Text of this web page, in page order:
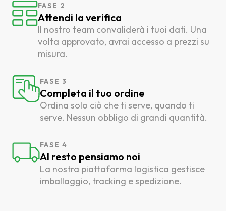
FASE 2
Attendi la verifica
Il nostro team convaliderà i tuoi dati. Una
volta approvato, avrai accesso a prezzi su
misura.
FASE 3
Completa il tuo ordine
Ordina solo ciò che ti serve, quando ti
serve. Nessun obbligo di grandi quantità.
FASE 4
Al resto pensiamo noi
La nostra piattaforma logistica gestisce
imballaggio, tracking e spedizione.